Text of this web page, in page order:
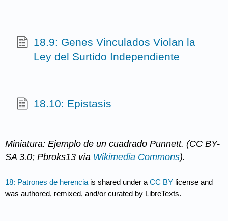
18.9: Genes Vinculados Violan la
Ley del Surtido Independiente
18.10: Epistasis
Miniatura: Ejemplo de un cuadrado Punnett. (CC BY-
SA 3.0; Pbroks13 vía Wikimedia Commons).
18: Patrones de herencia is shared under aCC BY license and
was authored, remixed, and/or curated by LibreTexts.